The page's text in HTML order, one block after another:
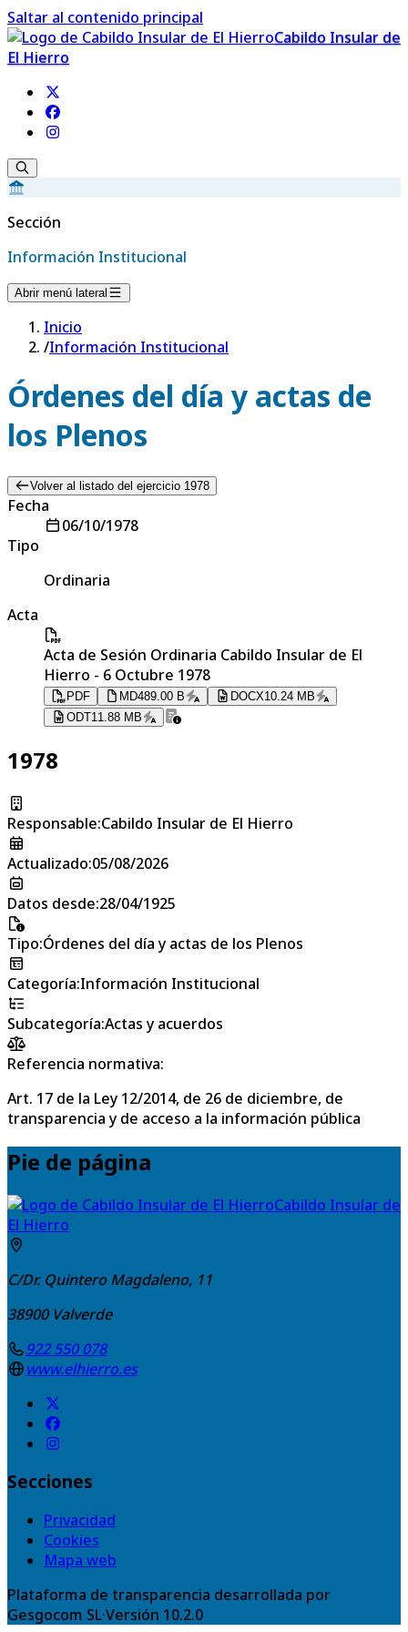
Saltar al contenido principal
Cabildo Insular de
El Hierro
Sección
Información Institucional
Abrir menú lateral
Inicio
/Información Institucional
Órdenes del día y actas de
los Plenos
Volver al listado del ejercicio 1978
Fecha
06/10/1978
Tipo
Ordinaria
Acta
Acta de Sesión Ordinaria Cabildo Insular de El
Hierro - 6 Octubre 1978
PDF MD489.00 B DOCX10.24 MB
ODT11.88 MB
1978
Responsable:Cabildo Insular de El Hierro
Actualizado:05/08/2026
Datos desde:28/04/1925
Tipo:Órdenes del día y actas de los Plenos
Categoría:Información Institucional
Subcategoría:Actas y acuerdos
Referencia normativa:
Art. 17 de la Ley 12/2014, de 26 de diciembre, de
transparencia y de acceso a la información pública
Pie de página
Cabildo Insular de
El Hierro
C/Dr. Quintero Magdaleno, 11
38900 Valverde
922 550 078
www.elhierro.es
Secciones
Privacidad
Cookies
Mapa web
Plataforma de transparencia desarrollada por
Gesgocom SL·Versión 10.2.0